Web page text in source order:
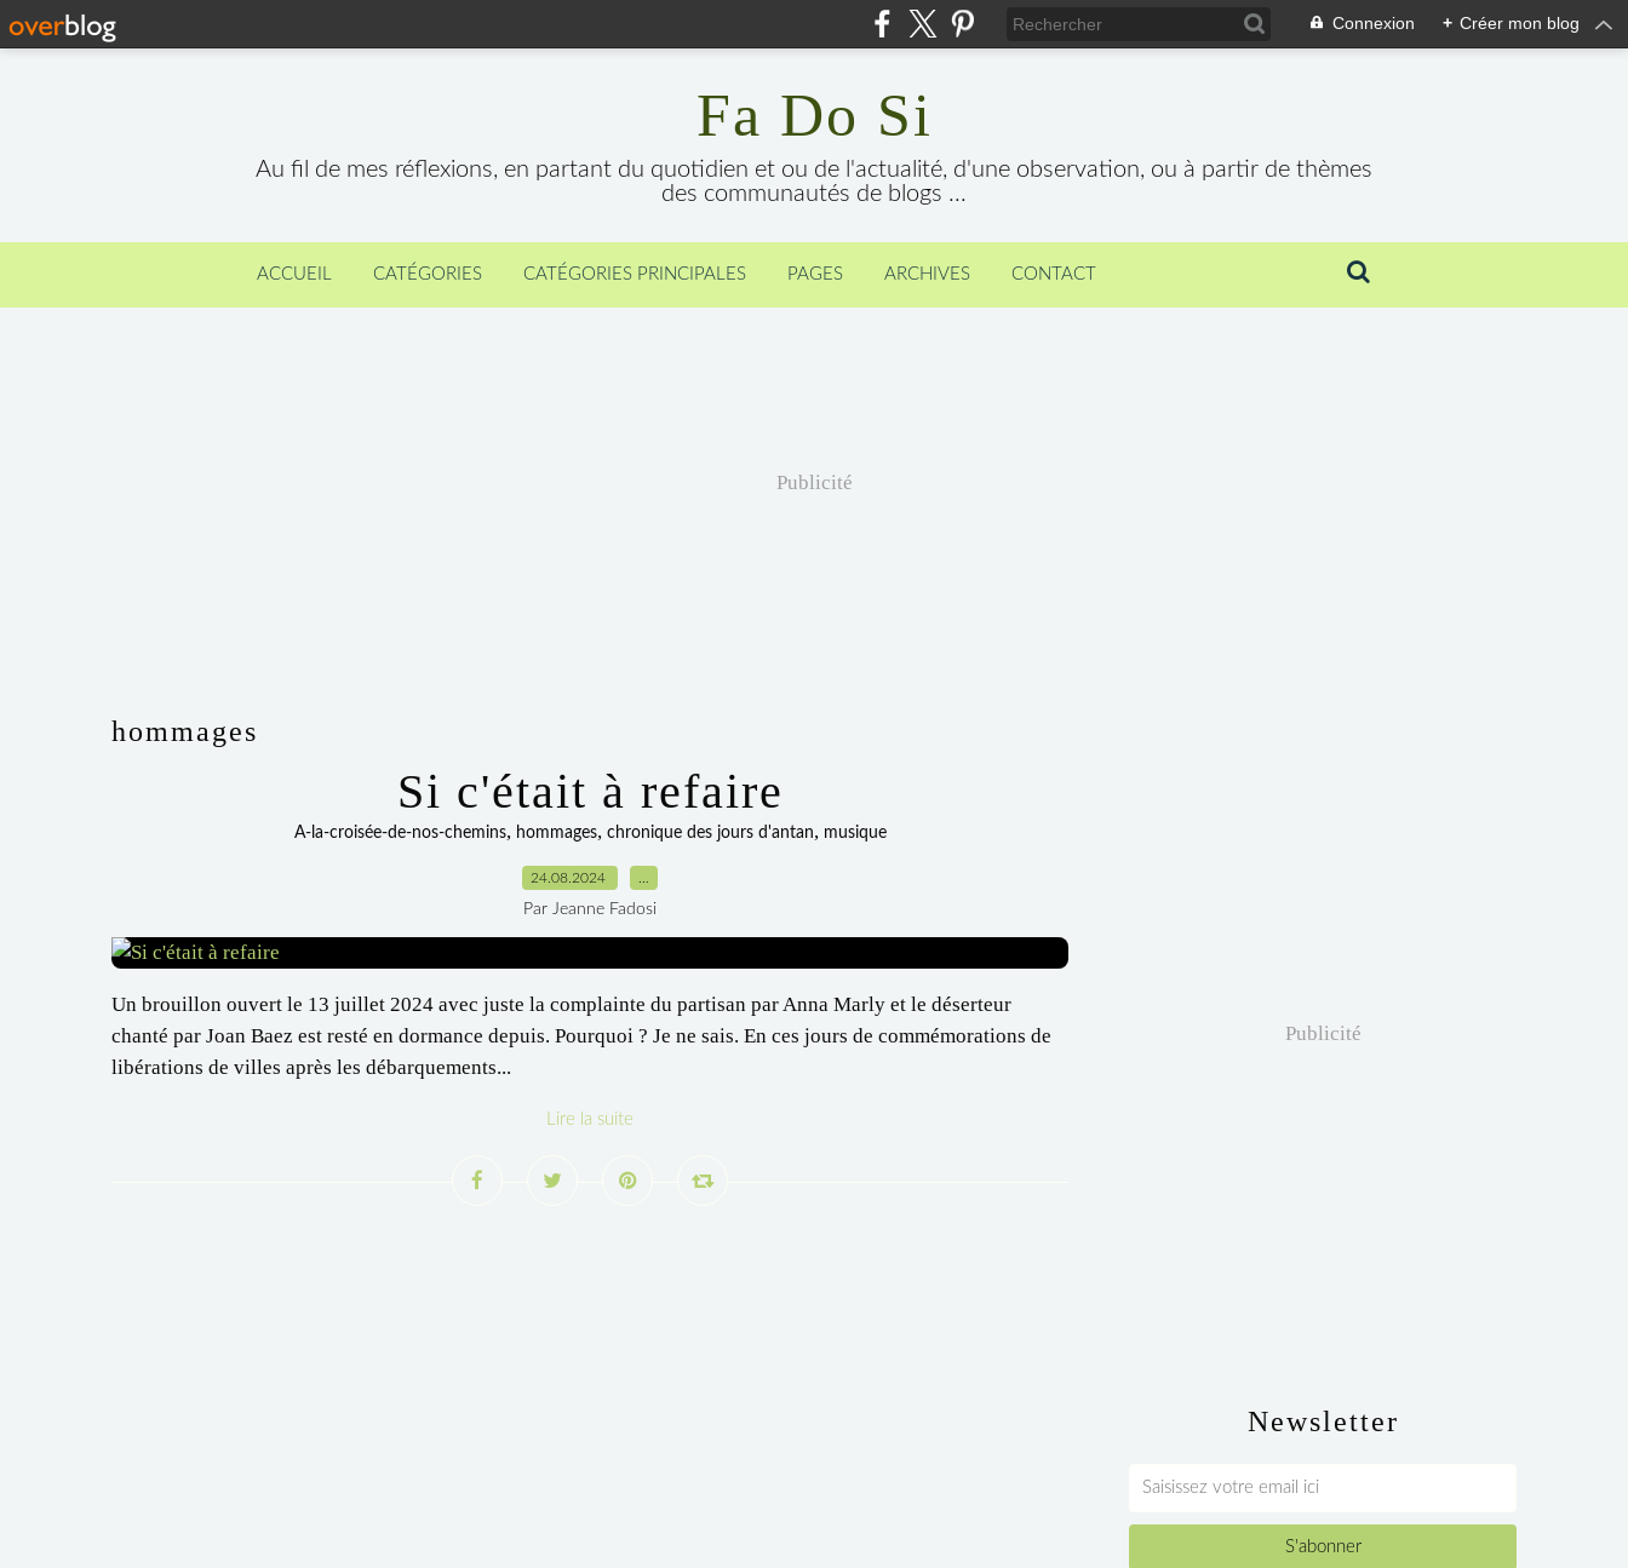
Connexion + Créer mon blog
Fa Do Si
Au fil de mes réflexions, en partant du quotidien et ou de l'actualité, d'une observation, ou à partir de thèmes
des communautés de blogs ...
ACCUEIL CATÉGORIES CATÉGORIES PRINCIPALES PAGES ARCHIVES CONTACT
Publicité
hommages
Si c'était à refaire
A-la-croisée-de-nos-chemins, hommages, chronique des jours d'antan, musique
24.08.2024
Par Jeanne Fadosi
Un brouillon ouvert le 13 juillet 2024 avec juste la complainte du partisan par Anna Marly et le déserteur
chanté par Joan Baez est resté en dormance depuis. Pourquoi ? Je ne sais. En ces jours de commémorations de
libérations de villes après les débarquements...
Lire la suite
Newsletter
Publicité